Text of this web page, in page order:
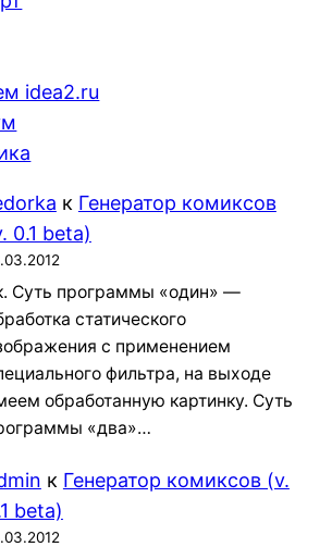
idea2.ru
к Генератор комиксов
0.1 beta)
Суть программы «один» —
статического
с применением
фильтра, на выходе
обработанную картинку. Суть
«два»…
к Генератор комиксов (v.
beta)